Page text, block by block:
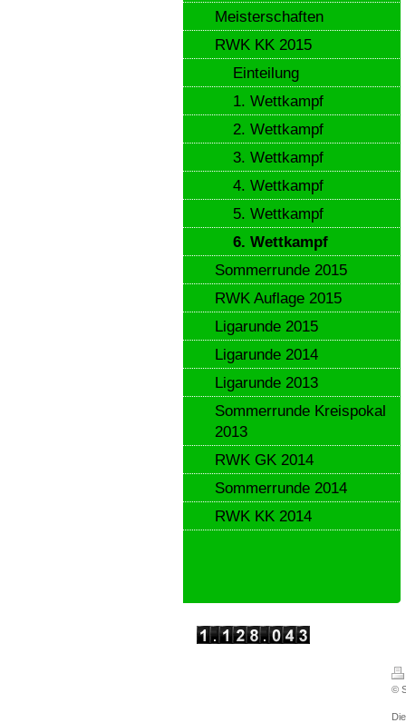
Meisterschaften
RWK KK 2015
Einteilung
1. Wettkampf
2. Wettkampf
3. Wettkampf
4. Wettkampf
5. Wettkampf
6. Wettkampf
Sommerrunde 2015
RWK Auflage 2015
Ligarunde 2015
Ligarunde 2014
Ligarunde 2013
Sommerrunde Kreispokal
2013
RWK GK 2014
Sommerrunde 2014
RWK KK 2014
©